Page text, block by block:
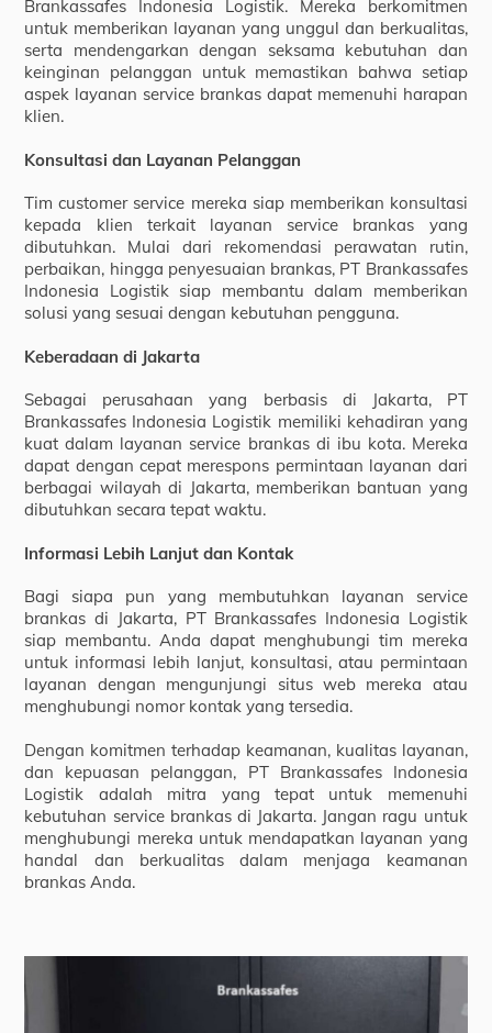
Brankassafes Indonesia Logistik. Mereka berkomitmen
untuk memberikan layanan yang unggul dan berkualitas,
serta mendengarkan dengan seksama kebutuhan dan
keinginan pelanggan untuk memastikan bahwa setiap
aspek layanan service brankas dapat memenuhi harapan
klien.
Konsultasi dan Layanan Pelanggan
Tim customer service mereka siap memberikan konsultasi
kepada klien terkait layanan service brankas yang
dibutuhkan. Mulai dari rekomendasi perawatan rutin,
perbaikan, hingga penyesuaian brankas, PT Brankassafes
Indonesia Logistik siap membantu dalam memberikan
solusi yang sesuai dengan kebutuhan pengguna.
Keberadaan di Jakarta
Sebagai perusahaan yang berbasis di Jakarta, PT
Brankassafes Indonesia Logistik memiliki kehadiran yang
kuat dalam layanan service brankas di ibu kota. Mereka
dapat dengan cepat merespons permintaan layanan dari
berbagai wilayah di Jakarta, memberikan bantuan yang
dibutuhkan secara tepat waktu.
Informasi Lebih Lanjut dan Kontak
Bagi siapa pun yang membutuhkan layanan service
brankas di Jakarta, PT Brankassafes Indonesia Logistik
siap membantu. Anda dapat menghubungi tim mereka
untuk informasi lebih lanjut, konsultasi, atau permintaan
layanan dengan mengunjungi situs web mereka atau
menghubungi nomor kontak yang tersedia.
Dengan komitmen terhadap keamanan, kualitas layanan,
dan kepuasan pelanggan, PT Brankassafes Indonesia
Logistik adalah mitra yang tepat untuk memenuhi
kebutuhan service brankas di Jakarta. Jangan ragu untuk
menghubungi mereka untuk mendapatkan layanan yang
handal dan berkualitas dalam menjaga keamanan
brankas Anda.